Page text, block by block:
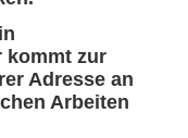
kommt zur
Adresse an
Arbeiten